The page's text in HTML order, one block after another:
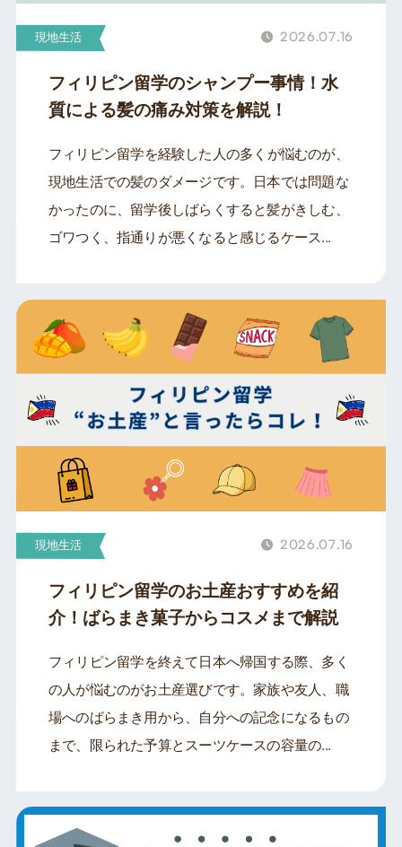
現地生活 2026.07.16
フィリピン留学のシャンプー事情！水
質による髪の痛み対策を解説！
フィリピン留学を経験した人の多くが悩むのが、
現地生活での髪のダメージです。日本では問題な
かったのに、留学後しばらくすると髪がきしむ、
ゴワつく、指通りが悪くなると感じるケース...
現地生活 2026.07.16
フィリピン留学のお土産おすすめを紹
介！ばらまき菓子からコスメまで解説
フィリピン留学を終えて日本へ帰国する際、多く
の人が悩むのがお土産選びです。家族や友人、職
場へのばらまき用から、自分への記念になるもの
まで、限られた予算とスーツケースの容量の...